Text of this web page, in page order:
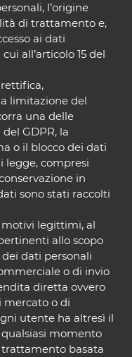
l’origine
di trattamento e,
ai dati
all’articolo 15 del
limitazione del
una delle
GDPR, la
o il blocco dei dati
legge, compresi
in
sono stati raccolti
legittimi, al
allo scopo
dati personali
o di invio
diretta ovvero
mercato o di
utente ha altresì il
momento
basata